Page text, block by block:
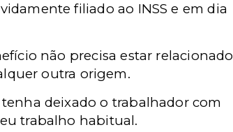
filiado ao INSS e em dia
não precisa estar relacionado
outra origem.
deixado o trabalhador com
trabalho habitual.